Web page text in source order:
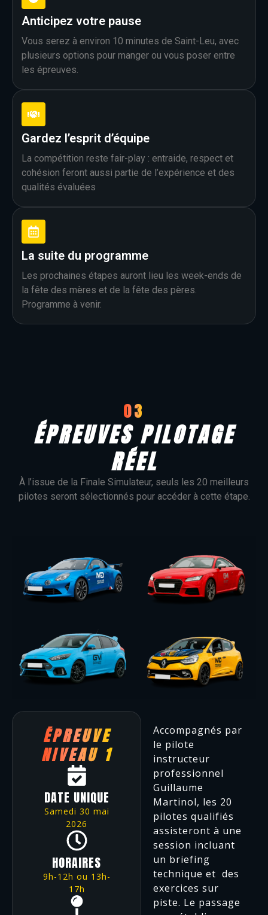
Anticipez votre pause
Vous serez à environ 10 minutes de Saint-Leu, avec
plusieurs options pour manger ou vous poser entre
les épreuves.
Gardez l’esprit d’équipe
La compétition reste fair-play : entraide, respect et
cohésion feront aussi partie de l’expérience et des
qualités évaluées
La suite du programme
Les prochaines étapes auront lieu les week-ends de
la fête des mères et de la fête des pères.
Programme à venir.
03
ÉPREUVES PILOTAGE
RÉEL
À l’issue de la Finale Simulateur, seuls les 20 meilleurs
pilotes seront sélectionnés pour accéder à cette étape.
Accompagnés par
le pilote
instructeur
professionnel
Guillaume
Martinol, les 20
pilotes qualifiés
assisteront à une
session incluant
un briefing
technique et des
exercices sur
piste. Le passage
ÉPREUVE
NIVEAU 1
DATE UNIQUE
Samedi 30 mai
2026
HORAIRES
9h-12h ou 13h-
17h